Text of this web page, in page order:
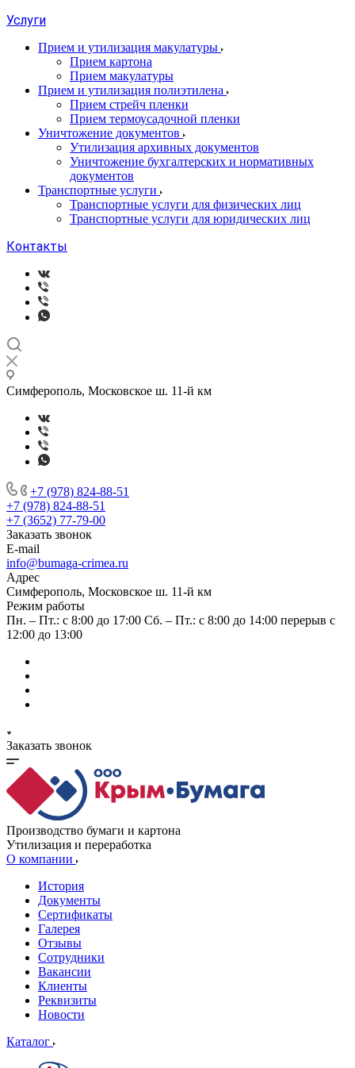
Услуги
Прием и утилизация макулатуры
Прием картона
Прием макулатуры
Прием и утилизация полиэтилена
Прием стрейч пленки
Прием термоусадочной пленки
Уничтожение документов
Утилизация архивных документов
Уничтожение бухгалтерских и нормативных
документов
Транспортные услуги
Транспортные услуги для физических лиц
Транспортные услуги для юридических лиц
Контакты
Симферополь, Московское ш. 11-й км
+7 (978) 824-88-51
+7 (978) 824-88-51
+7 (3652) 77-79-00
Заказать звонок
E-mail
info@bumaga-crimea.ru
Адрес
Симферополь, Московское ш. 11-й км
Режим работы
Пн. – Пт.: с 8:00 до 17:00 Сб. – Пт.: с 8:00 до 14:00 перерыв с
12:00 до 13:00
Заказать звонок
Производство бумаги и картона
Утилизация и переработка
О компании
История
Документы
Сертификаты
Галерея
Отзывы
Сотрудники
Вакансии
Клиенты
Реквизиты
Новости
Каталог